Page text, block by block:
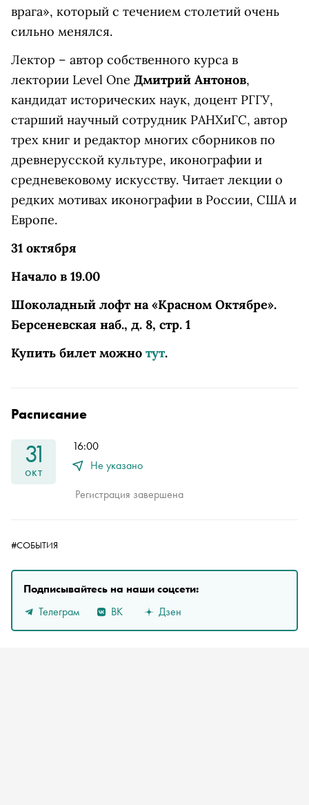
врага», который с течением столетий очень
сильно менялся.
Лектор – автор собственного курса в
лектории Level One Дмитрий Антонов,
кандидат исторических наук, доцент РГГУ,
старший научный сотрудник РАНХиГС, автор
трех книг и редактор многих сборников по
древнерусской культуре, иконографии и
средневековому искусству. Читает лекции о
редких мотивах иконографии в России, США и
Европе.
31 октября
Начало в 19.00
Шоколадный лофт на «Красном Октябре».
Берсеневская наб., д. 8, стр. 1
Купить билет можно тут.
Расписание
31
окт
16:00
Не указано
Регистрация завершена
#СОБЫТИЯ
Подписывайтесь на наши соцсети:
Телеграм
ВК Дзен